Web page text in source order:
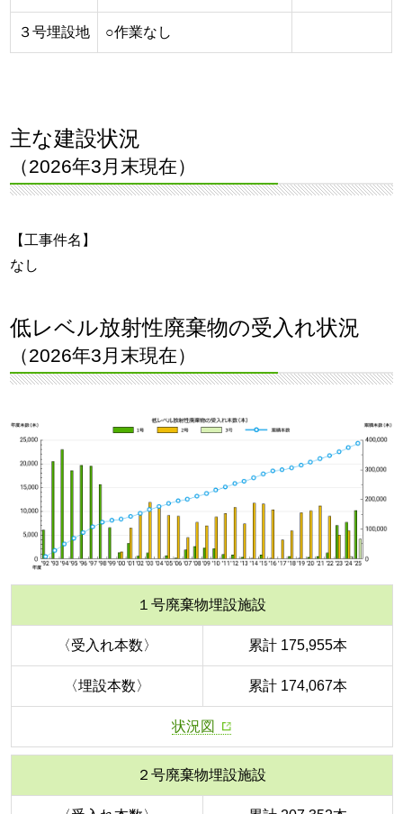
３号埋設地 ○作業なし
主な建設状況
（2026年3月末現在）
【工事件名】
なし
低レベル放射性廃棄物の受入れ状況
（2026年3月末現在）
１号廃棄物埋設施設
〈受入れ本数〉 累計 175,955本
〈埋設本数〉 累計 174,067本
状況図
２号廃棄物埋設施設